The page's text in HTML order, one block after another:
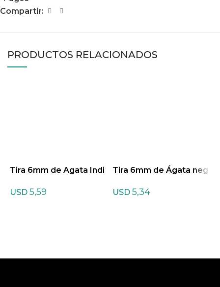
Compartir:
PRODUCTOS RELACIONADOS
Tira 6mm de Agata Indi
USD 5,59
Tira 6mm de Ágata neg
USD 5,34